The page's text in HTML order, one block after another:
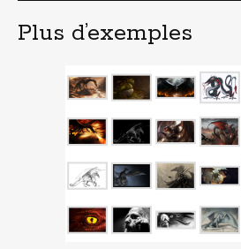
Plus d’exemples